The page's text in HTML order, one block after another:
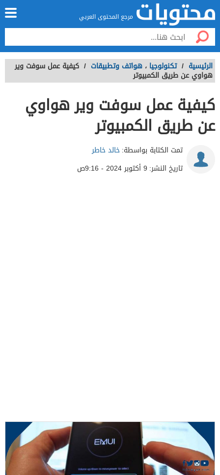
مرجع المحتوى العربي
الرئيسية / تكنولوجيا ، هواتف وتطبيقات / كيفية عمل سوفت وير
هواوي عن طريق الكمبيوتر
كيفية عمل سوفت وير هواوي
عن طريق الكمبيوتر
تمت الكتابة بواسطة:خالد خاطر
تاريخ النشر: 9 أكتوبر 2024 - 9:16ص